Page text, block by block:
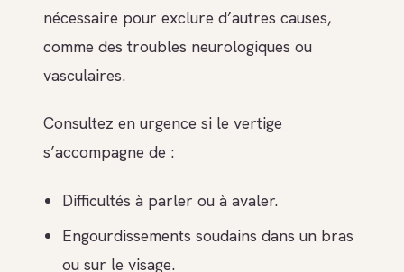
nécessaire pour exclure d’autres causes,
comme des troubles neurologiques ou
vasculaires.
Consultez en urgence si le vertige
s’accompagne de :
Difficultés à parler ou à avaler.
Engourdissements soudains dans un bras
ou sur le visage.